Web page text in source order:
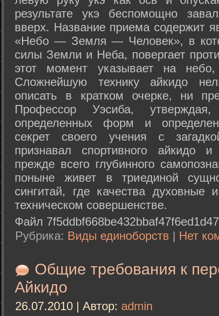
результате укэ беспомощно
вверх. Название приема содержит
«Небо — Земля — Человек», в
силы Земли и Неба, повергает
этот момент указывает на
Сложнейшую технику айкидо
описать в кратком очерке, ни
Профессор Уэсиба,
определенных форм и
секрет своего учения с
признавал спортивного айкидо
прежде всего глубинного
поныне живет в триединой
сингитай, где качества духовные
техническом совершенстве.
Файл
Рубрика: Виды единоборств | Нет
Общие требования к
Айкидо
26.07.2010 | Автор: admin